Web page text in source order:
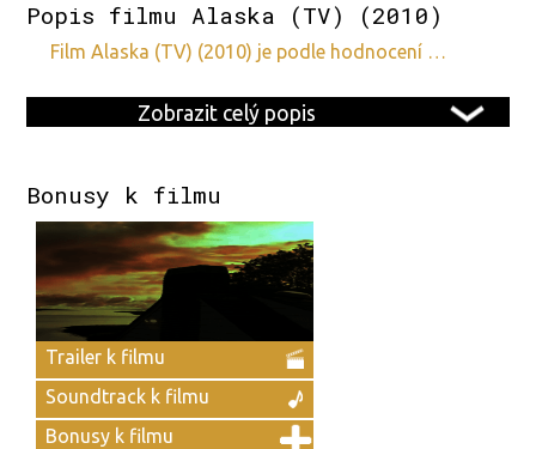
Popis filmu Alaska (TV) (2010)
film Alaska (TV) (2010) je podle hodnocení …
Zobrazit celý popis
Bonusy k filmu
Trailer k filmu
Soundtrack k filmu
Bonusy k filmu